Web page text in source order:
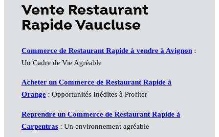
Vente Restaurant
Rapide Vaucluse
Commerce de Restaurant Rapide à vendre à Avignon:
Un Cadre de Vie Agréable
Acheter un Commerce de Restaurant Rapide à
Orange : Opportunités Inédites à Profiter
Reprendre un Commerce de Restaurant Rapide à
Carpentras: Un environnement agréable